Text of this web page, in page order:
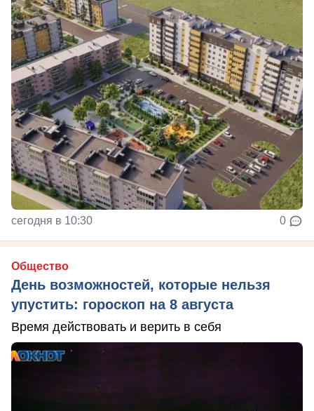
сегодня в 10:30 0
Общество
День возможностей, которые нельзя
упустить: гороскоп на 8 августа
Время действовать и верить в себя